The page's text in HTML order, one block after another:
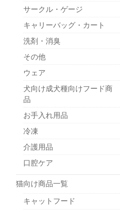
サークル・ゲージ
キャリーバッグ・カート
洗剤・消臭
その他
ウェア
犬向け成犬種向けフード商
品
お手入れ用品
冷凍
介護用品
口腔ケア
猫向け商品一覧
キャットフード